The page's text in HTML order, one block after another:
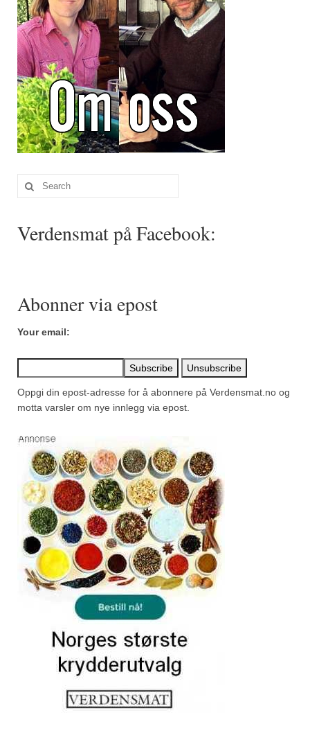
Quatre épices
Rosépepper
Salvie
Sar (bønneurt)
Selleriblader
Smaken av skog
Tapaskrydder
Tomatflak
Nettbutikk
Search
for:
Verdensmat på Facebook:
Abonner via epost
Your email:
Oppgi din epost-adresse for å abonnere på Verdensmat.no og
motta varsler om nye innlegg via epost.